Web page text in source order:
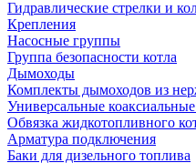
Гидравлические стрелки и
Крепления
Насосные группы
Группа безопасности котла
Дымоходы
Комплекты дымоходов из
Универсальные
Обвязка жидкотопливного
Арматура подключения
Баки для дизельного топлива